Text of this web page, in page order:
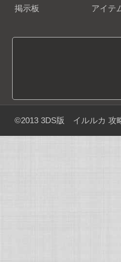
掲示板
アイテ
©2013 3DS版 イルルカ 攻